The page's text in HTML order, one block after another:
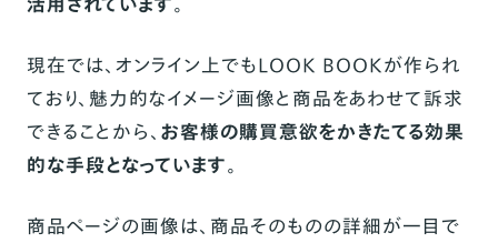
現在では、オンライン上でもLOOK BOOKが作られ
ており、魅力的なイメージ画像と商品をあわせて訴求
できることから、 お客様の購買意欲をかきたてる効果
的な手段となっています。
商品ページの画像は、商品そのものの詳細が一目で